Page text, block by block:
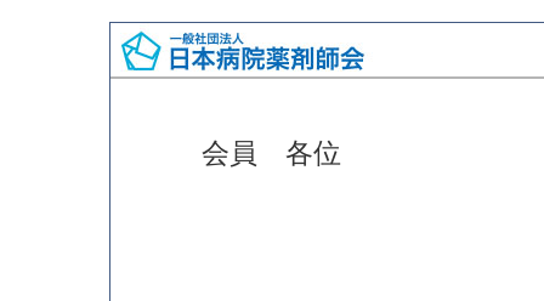
会員 各位